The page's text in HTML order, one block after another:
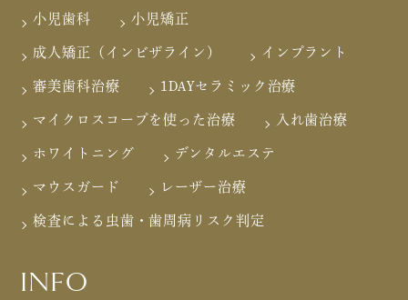
小児歯科 小児矯正
成人矯正（インビザライン） インプラント
審美歯科治療 1DAYセラミック治療
マイクロスコープを使った治療 入れ歯治療
ホワイトニング デンタルエステ
マウスガード レーザー治療
検査による虫歯・歯周病リスク判定
INFO